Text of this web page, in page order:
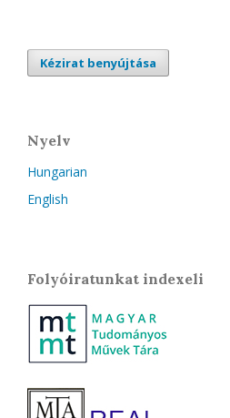
Kézirat benyújtása
Nyelv
Hungarian
English
Folyóiratunkat indexeli